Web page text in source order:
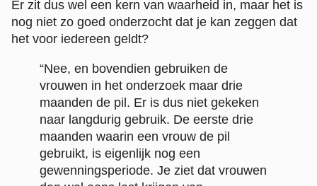
Er zit dus wel een kern van waarheid in, maar het is
nog niet zo goed onderzocht dat je kan zeggen dat
het voor iedereen geldt?
“Nee, en bovendien gebruiken de
vrouwen in het onderzoek maar drie
maanden de pil. Er is dus niet gekeken
naar langdurig gebruik. De eerste drie
maanden waarin een vrouw de pil
gebruikt, is eigenlijk nog een
gewenningsperiode. Je ziet dat vrouwen